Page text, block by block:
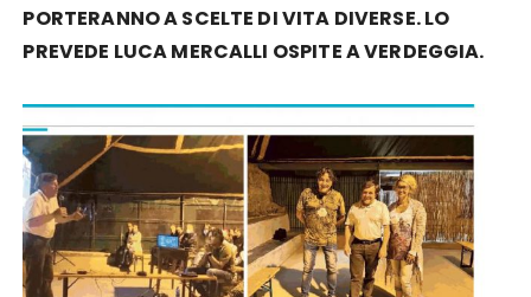
PORTERANNO A SCELTE DI VITA DIVERSE. LO
PREVEDE LUCA MERCALLI OSPITE A VERDEGGIA.